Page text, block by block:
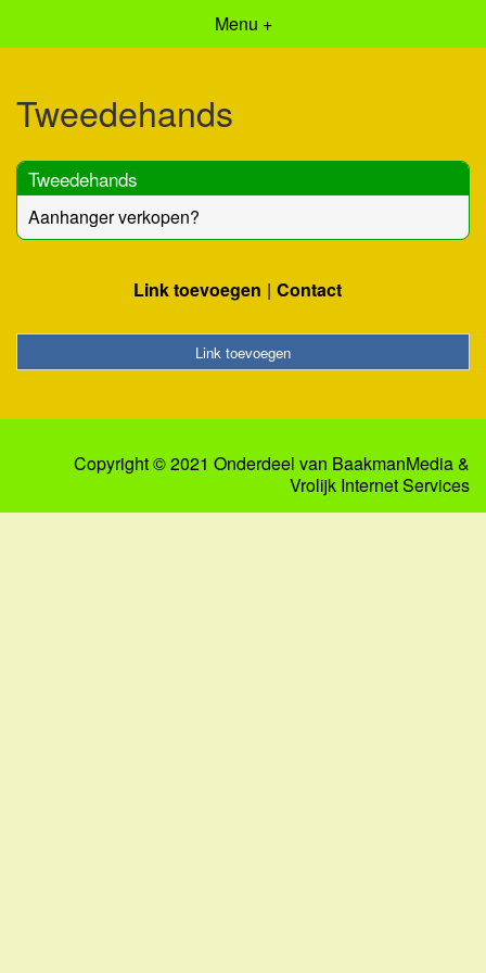
Menu +
Tweedehands
Tweedehands
Aanhanger verkopen?
Link toevoegen Contact
Link toevoegen
Copyright © 2021 Onderdeel van BaakmanMedia&
Vrolijk Internet Services